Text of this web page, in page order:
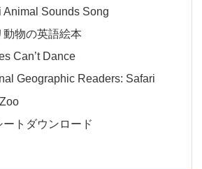
Animal Sounds Song
動物の英語絵本
Can’t Dance
Geographic Readers: Safari
ートダウンロード